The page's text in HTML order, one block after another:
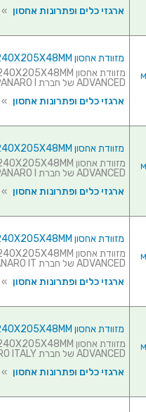
ארגזי כלים ופתרונות אחסון »
מזוודת אחסון 240X205X48MM - ללא ריפוד פנימי - כחולה
ADVANCED של חברת PLASTICA PANARO I...
ארגזי כלים ופתרונות אחסון »
מזוודת אחסון 240X205X48MM - ללא ריפוד פנימי - שקופה
ADVANCED של חברת PLASTICA PANARO I...
ארגזי כלים ופתרונות אחסון »
מזוודת אחסון 240X205X48MM - עם ריפוד פנימי - אדומה
ADVANCED של חברת PLASTICA PANARO IT...
ארגזי כלים ופתרונות אחסון »
מזוודת אחסון 240X205X48MM - עם ריפוד פנימי - שחורה
ADVANCED של חברת PLASTICA PANARO ITALY&...
ארגזי כלים ופתרונות אחסון »